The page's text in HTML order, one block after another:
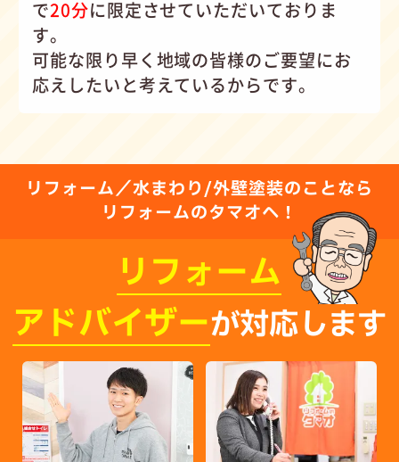
で20分に限定させていただいておりま
す。
可能な限り早く地域の皆様のご要望にお
応えしたいと考えているからです。
リフォーム／水まわり/外壁塗装のことなら
リフォームのタマオへ！
リフォーム
アドバイザーが対応します